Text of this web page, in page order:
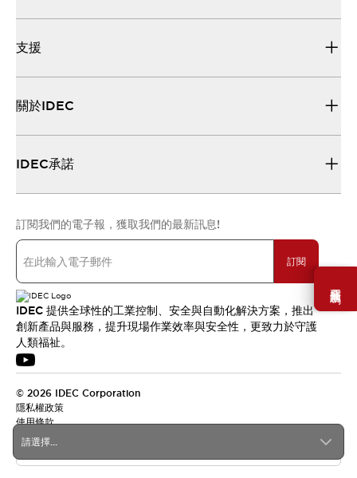
需要幫助嗎？
請選擇...
支援
關於IDEC
IDEC承諾
訂閱我們的電子報，獲取我們的最新訊息!
訂閱
IDEC 提供全球性的工業控制、安全與自動化解決方案，推出
創新產品與服務，提升現場作業效率與安全性，更致力於守護
人類福祉。
© 2026 IDEC Corporation
隱私權政策
使用條款
台灣